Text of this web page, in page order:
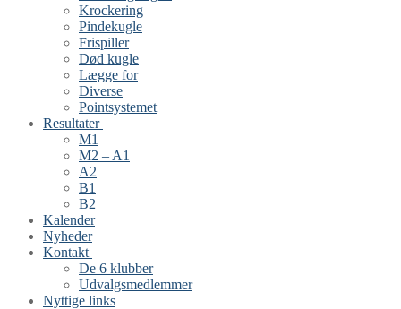
Krockering
Pindekugle
Frispiller
Død kugle
Lægge for
Diverse
Pointsystemet
Resultater
M1
M2 – A1
A2
B1
B2
Kalender
Nyheder
Kontakt
De 6 klubber
Udvalgsmedlemmer
Nyttige links